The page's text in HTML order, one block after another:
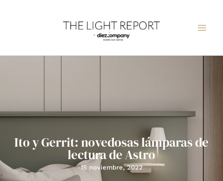
Ito y Gerrit: novedosas lámparas de
lectura de Astro
15 noviembre, 2022